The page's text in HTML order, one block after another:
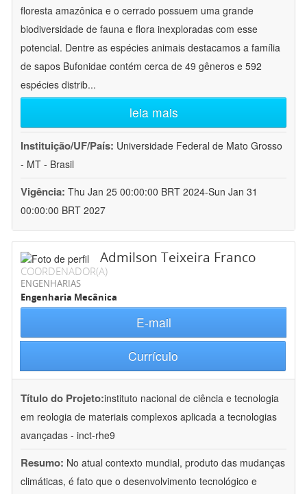
floresta amazônica e o cerrado possuem uma grande
biodiversidade de fauna e flora inexploradas com esse
potencial. Dentre as espécies animais destacamos a família
de sapos Bufonidae contém cerca de 49 gêneros e 592
espécies distrib...
leia mais
Instituição/UF/País: Universidade Federal de Mato Grosso
- MT - Brasil
Vigência: Thu Jan 25 00:00:00 BRT 2024-Sun Jan 31
00:00:00 BRT 2027
Admilson Teixeira Franco
COORDENADOR(A)
ENGENHARIAS
Engenharia Mecânica
E-mail
Currículo
Título do Projeto:instituto nacional de ciência e tecnologia
em reologia de materiais complexos aplicada a tecnologias
avançadas - inct-rhe9
Resumo: No atual contexto mundial, produto das mudanças
climáticas, é fato que o desenvolvimento tecnológico e